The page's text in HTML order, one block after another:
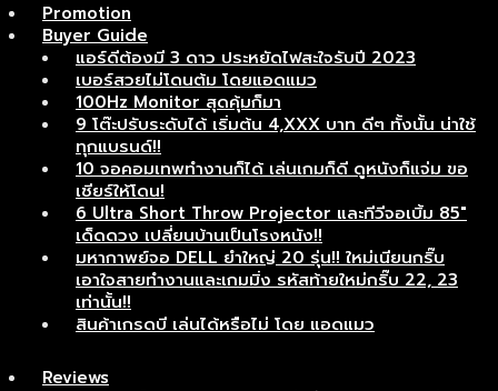
Promotion
Buyer Guide
แอร์ดีต้องมี 3 ดาว ประหยัดไฟสะใจรับปี 2023
เบอร์สวยไม่โดนต้ม โดยแอดแมว
100Hz Monitor สุดคุ้มก็มา
9 โต๊ะปรับระดับได้ เริ่มต้น 4,XXX บาท ดีๆ ทั้งนั้น น่าใช้
ทุกแบรนด์!!
10 จอคอมเทพทำงานก็ได้ เล่นเกมก็ดี ดูหนังก็แจ่ม ขอ
เชียร์ให้โดน!
6 Ultra Short Throw Projector และทีวีจอเบิ้ม 85″
เด็ดดวง เปลี่ยนบ้านเป็นโรงหนัง!!
มหากาพย์จอ DELL ยำใหญ่ 20 รุ่น!! ใหม่เนียนกริ๊บ
เอาใจสายทำงานและเกมมิ่ง รหัสท้ายใหม่กริ๊บ 22, 23
เท่านั้น!!
สินค้าเกรดบี เล่นได้หรือไม่ โดย แอดแมว
Reviews